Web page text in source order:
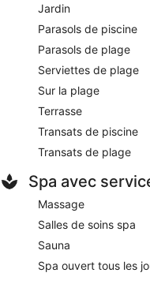
Jardin
Parasols de piscine
Parasols de plage
Serviettes de plage
Sur la plage
Terrasse
Transats de piscine
Transats de plage
Spa avec
Massage
Salles de soins spa
Sauna
Spa ouvert tous les